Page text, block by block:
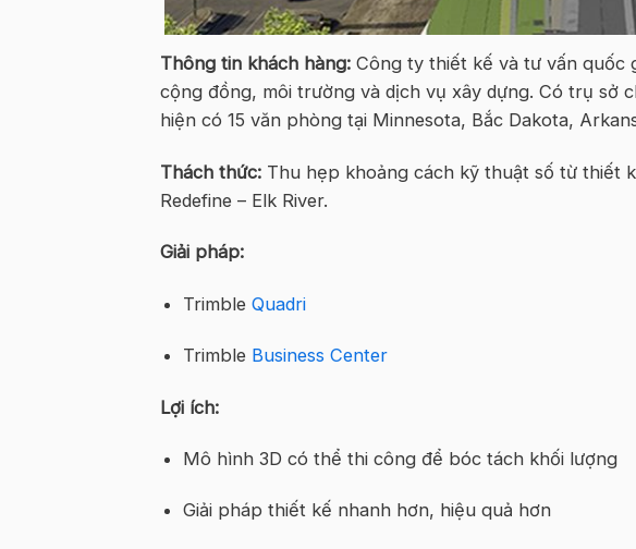
Thông tin khách hàng: Công ty thiết kế và tư vấn quốc
cộng đồng, môi trường và dịch vụ xây dựng. Có trụ sở
hiện có 15 văn phòng tại Minnesota, Bắc Dakota,
Thách thức: Thu hẹp khoảng cách kỹ thuật số từ thiết
Redefine – Elk River.
Giải pháp:
TrimbleQuadri
Trimble Business Center
Lợi ích:
Mô hình 3D có thể thi công để bóc tách khối lượng
Giải pháp thiết kế nhanh hơn, hiệu quả hơn